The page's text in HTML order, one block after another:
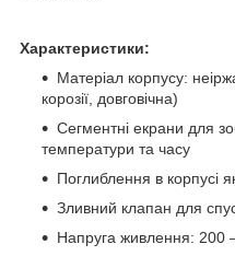
Характеристики:
Матеріал корпусу:
корозії, довговічна)
Сегментні екрани для
температури та часу
Поглиблення в корпусі
Зливний клапан для
Напруга живлення: 200